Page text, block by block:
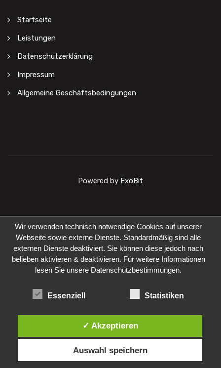
Startseite
Leistungen
Datenschutzerklärung
Impressum
Allgemeine Geschäftsbedingungen
Powered by ExoBit
Wir verwenden technisch notwendige Cookies auf unserer
Webseite sowie externe Dienste. Standardmäßig sind alle
externen Dienste deaktiviert. Sie können diese jedoch nach
belieben aktivieren & deaktivieren. Für weitere Informationen
lesen Sie unsere Datenschutzbestimmungen.
Essenziell Statistiken
✓ Akzeptieren
Auswahl speichern